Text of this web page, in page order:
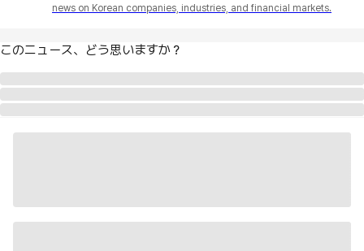
news on Korean companies, industries, and financial markets.
このニュース、どう思いますか？